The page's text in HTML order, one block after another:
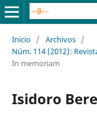
Inicio / Archivos /
Núm. 114 (2012):
In memoriam
Isidoro